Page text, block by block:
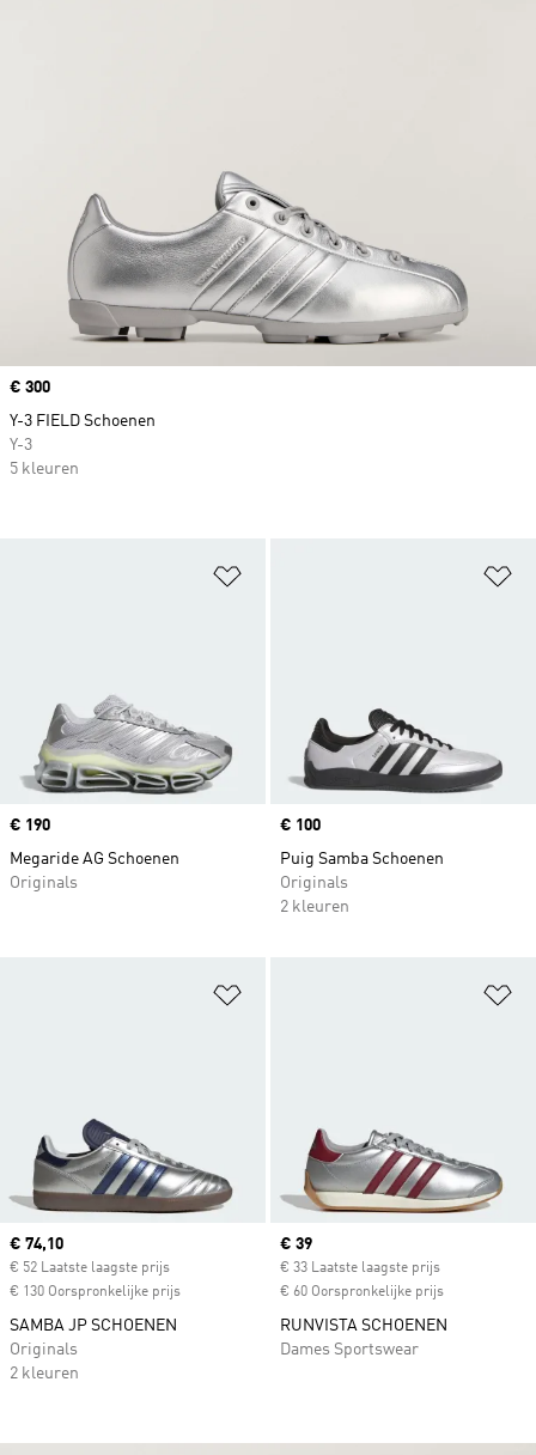
Price
€ 190
Megaride AG Schoenen
Originals
Price
€ 100
Puig Samba Schoenen
Originals
2 kleuren
Current price
€ 74,10
€ 52 Laatste laagste prijs
€ 130 Oorspronkelijke prijs
SAMBA JP SCHOENEN
Originals
2 kleuren
Current price
€ 39
€ 33 Laatste laagste prijs
€ 60 Oorspronkelijke prijs
RUNVISTA SCHOENEN
Dames Sportswear
Price
€ 300
Y-3 FIELD Schoenen
Y-3
5 kleuren